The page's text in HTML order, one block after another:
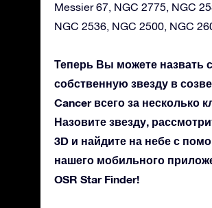
Messier 67, NGC 2775, NGC
NGC 2536, NGC 2500, NGC
Теперь Вы можете назвать
собственную звезду в
Cancer всего за несколько
Назовите звезду,
3D и найдите на небе с
нашего мобильного
OSR Star Finder!